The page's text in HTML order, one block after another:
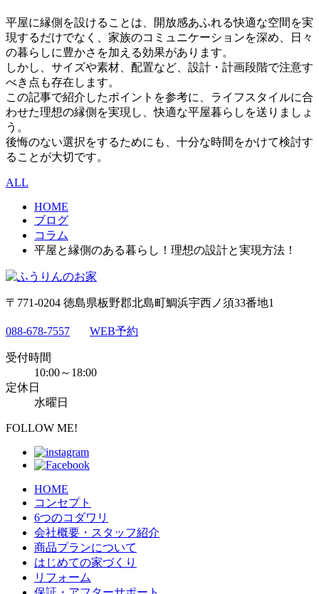
平屋に縁側を設けることは、開放感あふれる快適な空間を実
現するだけでなく、家族のコミュニケーションを深め、日々
の暮らしに豊かさを加える効果があります。
しかし、サイズや素材、配置など、設計・計画段階で注意す
べき点も存在します。
この記事で紹介したポイントを参考に、ライフスタイルに合
わせた理想の縁側を実現し、快適な平屋暮らしを送りましょ
う。
後悔のない選択をするためにも、十分な時間をかけて検討す
ることが大切です。
ALL
HOME
ブログ
コラム
平屋と縁側のある暮らし！理想の設計と実現方法！
〒771-0204 徳島県板野郡北島町鯛浜宇西ノ須33番地1
088-678-7557 WEB予約
受付時間
10:00～18:00
定休日
水曜日
FOLLOW ME!
HOME
コンセプト
6つのコダワリ
会社概要・スタッフ紹介
商品プランについて
はじめての家づくり
リフォーム